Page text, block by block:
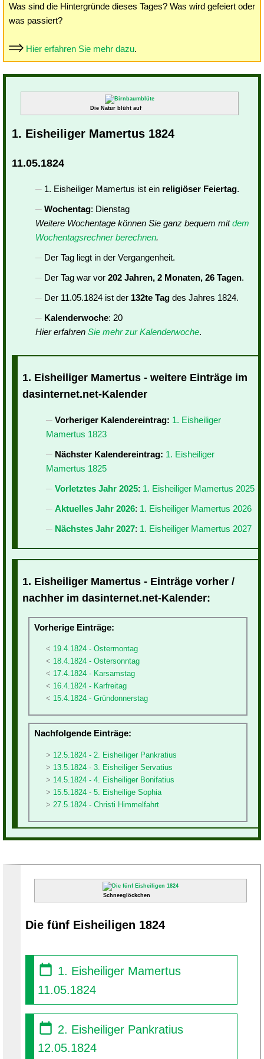
Was sind die Hintergründe dieses Tages? Was wird gefeiert oder
was passiert?
Hier erfahren Sie mehr dazu.
Die Natur blüht auf
1. Eisheiliger Mamertus 1824
11.05.1824
1. Eisheiliger Mamertus ist ein religiöser Feiertag.
Wochentag: Dienstag
Weitere Wochentage können Sie ganz bequem mitdem
Wochentagsrechner berechnen.
Der Tag liegt in der Vergangenheit.
Der Tag war vor 202 Jahren, 2 Monaten, 26 Tagen.
Der 11.05.1824 ist der 132te Tag des Jahres 1824.
Kalenderwoche: 20
Hier erfahren Sie mehr zur Kalenderwoche.
1. Eisheiliger Mamertus - weitere Einträge im
dasinternet.net-Kalender
Vorheriger Kalendereintrag: 1. Eisheiliger
Mamertus 1823
Nächster Kalendereintrag: 1. Eisheiliger
Mamertus 1825
Vorletztes Jahr 2025: 1. Eisheiliger Mamertus 2025
Aktuelles Jahr 2026: 1. Eisheiliger Mamertus 2026
Nächstes Jahr 2027: 1. Eisheiliger Mamertus 2027
1. Eisheiliger Mamertus - Einträge vorher /
nachher im dasinternet.net-Kalender:
Vorherige Einträge:
19.4.1824 - Ostermontag
18.4.1824 - Ostersonntag
17.4.1824 - Karsamstag
16.4.1824 - Karfreitag
15.4.1824 - Gründonnerstag
Nachfolgende Einträge:
12.5.1824 - 2. Eisheiliger Pankratius
13.5.1824 - 3. Eisheiliger Servatius
14.5.1824 - 4. Eisheiliger Bonifatius
15.5.1824 - 5. Eisheilige Sophia
27.5.1824 - Christi Himmelfahrt
Schneeglöckchen
Die fünf Eisheiligen 1824
1. Eisheiliger Mamertus
11.05.1824
2. Eisheiliger Pankratius
12.05.1824